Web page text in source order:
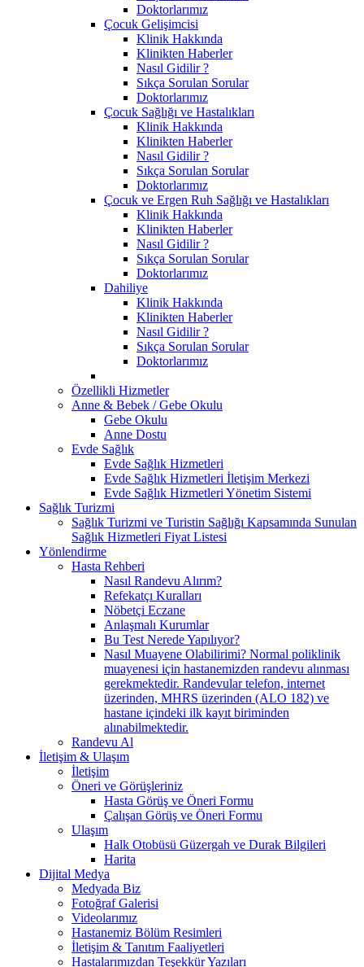
Doktorlarımız
Çocuk Gelişimcisi
Klinik Hakkında
Klinikten Haberler
Nasıl Gidilir ?
Sıkça Sorulan Sorular
Doktorlarımız
Çocuk Sağlığı ve Hastalıkları
Klinik Hakkında
Klinikten Haberler
Nasıl Gidilir ?
Sıkça Sorulan Sorular
Doktorlarımız
Çocuk ve Ergen Ruh Sağlığı ve Hastalıkları
Klinik Hakkında
Klinikten Haberler
Nasıl Gidilir ?
Sıkça Sorulan Sorular
Doktorlarımız
Dahiliye
Klinik Hakkında
Klinikten Haberler
Nasıl Gidilir ?
Sıkça Sorulan Sorular
Doktorlarımız
Özellikli Hizmetler
Anne & Bebek / Gebe Okulu
Gebe Okulu
Anne Dostu
Evde Sağlık
Evde Sağlık Hizmetleri
Evde Sağlık Hizmetleri İletişim Merkezi
Evde Sağlık Hizmetleri Yönetim Sistemi
Sağlık Turizmi
Sağlık Turizmi ve Turistin Sağlığı Kapsamında Sunulan
Sağlık Hizmetleri Fiyat Listesi
Yönlendirme
Hasta Rehberi
Nasıl Randevu Alırım?
Refekatçı Kuralları
Nöbetçi Eczane
Anlaşmalı Kurumlar
Bu Test Nerede Yapılıyor?
Nasıl Muayene Olabilirimi? Normal poliklinik
muayenesi için hastanemizden randevu alınması
gerekmektedir. Randevular telefon, internet
üzerinden, MHRS üzerinden (ALO 182) ve
hastane içindeki ilk kayıt biriminden
alınabilmektedir.
Randevu Al
İletişim & Ulaşım
İletişim
Öneri ve Görüşleriniz
Hasta Görüş ve Öneri Formu
Çalışan Görüş ve Öneri Formu
Ulaşım
Halk Otobüsü Güzergah ve Durak Bilgileri
Harita
Dijital Medya
Medyada Biz
Fotoğraf Galerisi
Videolarımız
Hastanemiz Bölüm Resimleri
İletişim & Tanıtım Faaliyetleri
Hastalarımızdan Teşekkür Yazıları